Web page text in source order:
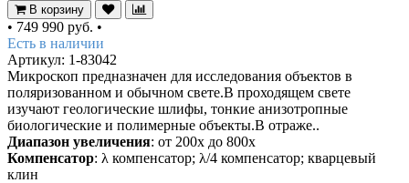
В корзину
• 749 990 руб. •
Есть в наличии
Артикул: 1-83042
Микроскоп предназначен для исследования объектов в
поляризованном и обычном свете.В проходящем свете
изучают геологические шлифы, тонкие анизотропные
биологические и полимерные объекты.В отраже..
Диапазон увеличения: от 200х до 800х
Компенсатор: λ компенсатор; λ/4 компенсатор; кварцевый
клин